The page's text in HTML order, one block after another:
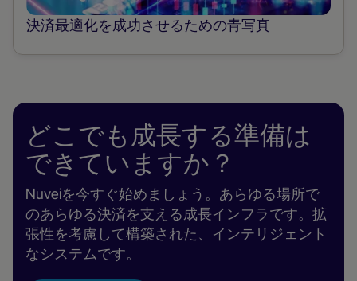
て
も
っ
読
む
決済最適化を成功させるための青写真
どこでも成長する準備は
できていますか？
Nuveiを今すぐ始めましょう。あらゆる場所で
のあらゆる決済を支える成長インフラです。拡
張性を考慮して構築された、インテリジェント
なシステムです。